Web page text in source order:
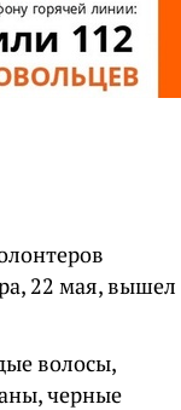
22 мая, вышел
волосы,
черные